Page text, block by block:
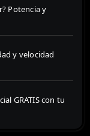
Potencia y
y velocidad
GRATIS con tu